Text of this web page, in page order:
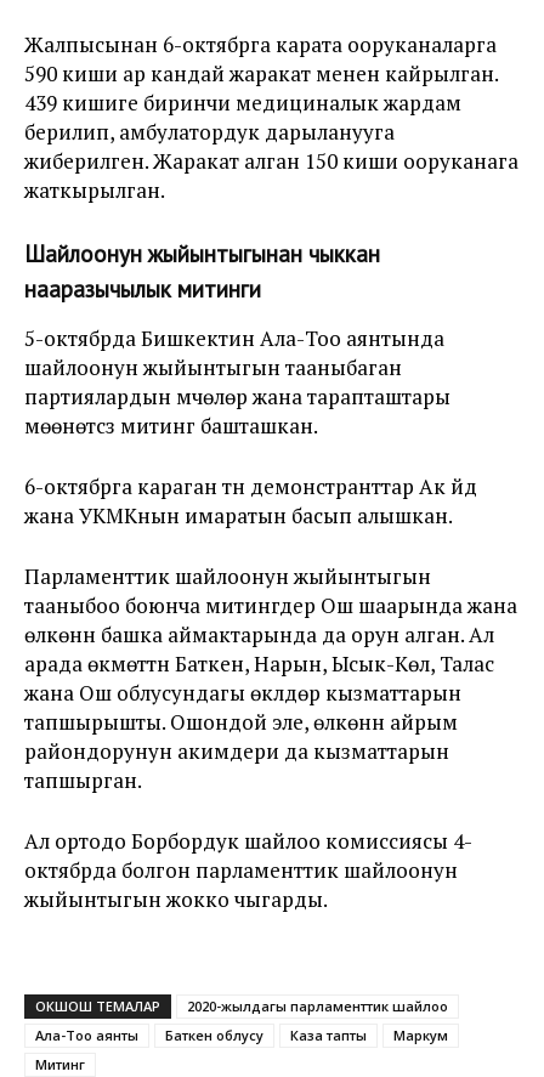
Жалпысынан 6-октябрга карата ооруканаларга
590 киши ар кандай жаракат менен кайрылган.
439 кишиге биринчи медициналык жардам
берилип, амбулатордук дарыланууга
жиберилген. Жаракат алган 150 киши ооруканага
жаткырылган.
Шайлоонун жыйынтыгынан чыккан
нааразычылык митинги
5-октябрда Бишкектин Ала-Тоо аянтында
шайлоонун жыйынтыгын тааныбаган
партиялардын мүчөлөрү жана тарапташтары
мөөнөтсүз митинг башташкан.
6-октябрга караган түнү демонстранттар Ак үйдү
жана УКМКнын имаратын басып алышкан.
Парламенттик шайлоонун жыйынтыгын
тааныбоо боюнча митингдер Ош шаарында жана
өлкөнүн башка аймактарында да орун алган. Ал
арада өкмөттүн Баткен, Нарын, Ысык-Көл, Талас
жана Ош облусундагы өкүлдөрү кызматтарын
тапшырышты. Ошондой эле, өлкөнүн айрым
райондорунун акимдери да кызматтарын
тапшырган.
Ал ортодо Борбордук шайлоо комиссиясы 4-
октябрда болгон парламенттик шайлоонун
жыйынтыгын жокко чыгарды.
ОКШОШ ТЕМАЛАР
2020-жылдагы парламенттик шайлоо
Ала-Тоо аянты
Баткен облусу Каза тапты
Маркум
Митинг